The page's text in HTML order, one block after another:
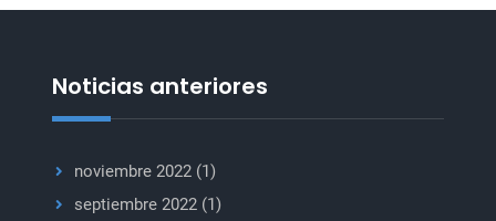
Noticias anteriores
noviembre 2022(1)
septiembre 2022(1)